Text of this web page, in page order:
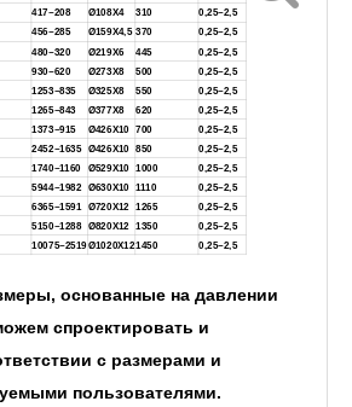
417~208 Ø108X4 310 0,25~2,5
456~285 Ø159X4,5 370
0,25~2,5
480~320 Ø219X6 445
0,25~2,5
930~620 Ø273X8 500
0,25~2,5
1253~835 Ø325X8 550
0,25~2,5
1265~843 Ø377X8 620
0,25~2,5
1373~915 Ø426X10 700
0,25~2,5
2452~1635 Ø426X10 850
0,25~2,5
1740~1160 Ø529X10 1000
0,25~2,5
5944~1982 Ø630X10 1110
0,25~2,5
6365~1591 Ø720X12 1265
0,25~2,5
5150~1288 Ø820X12 1350
0,25~2,5
10075~2519Ø1020X121450 0,25~2,5
основанные на давлении
спроектировать и
с размерами и
пользователями.